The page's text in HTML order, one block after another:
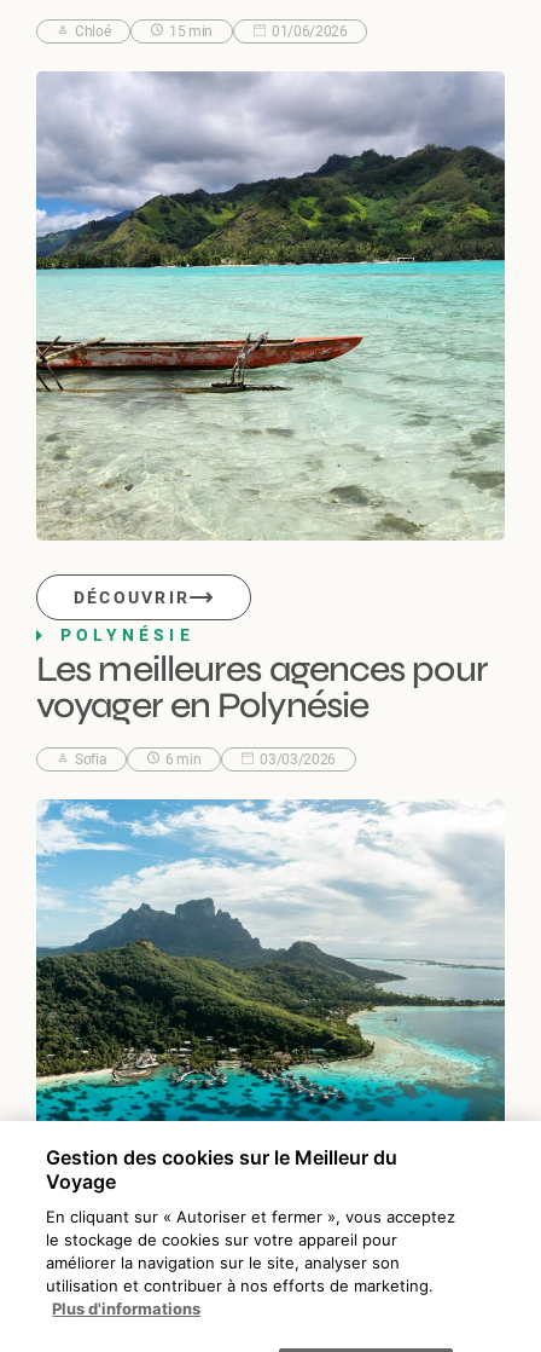
Chloé 15 min 01/06/2026
DÉCOUVRIR
POLYNÉSIE
Les meilleures agences pour
voyager en Polynésie
Sofia 6 min 03/03/2026
Gestion des cookies sur le Meilleur du
Voyage
En cliquant sur « Autoriser et fermer », vous acceptez
le stockage de cookies sur votre appareil pour
améliorer la navigation sur le site, analyser son
utilisation et contribuer à nos efforts de marketing.
Plus d'informations